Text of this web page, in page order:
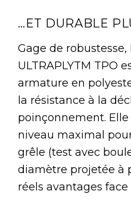
…ET DURABLE
Gage de
ULTRAPLYTM TPO
armature en
la résistance à la
poinçonnement. Elle
niveau maximal
grêle (test avec
diamètre projetée à
réels avantages